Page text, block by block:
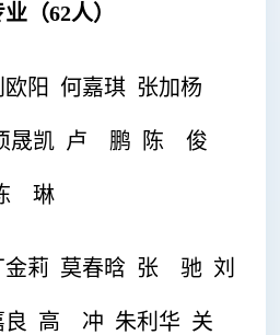
（62人）
阳 何嘉琪 张加杨
晟凯 卢 鹏 陈 俊
琳
金莉 莫春晗 张 驰 刘
良 高 冲 朱利华 关